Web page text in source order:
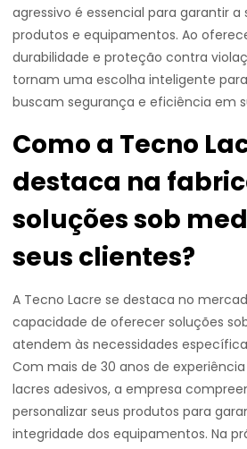
agressivo é essencial para garantir a
produtos e equipamentos. Ao
durabilidade e proteção contra
tornam uma escolha inteligente
buscam segurança e eficiência em
Como a Tecno
destaca na
soluções sob
seus clientes?
A Tecno Lacre se destaca no
capacidade de oferecer soluções
atendem às necessidades
Com mais de 30 anos de
lacres adesivos, a empresa
personalizar seus produtos para
integridade dos equipamentos. Na